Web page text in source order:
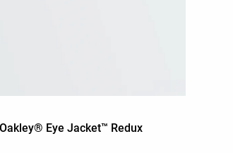
Eye Jacket™ Redux